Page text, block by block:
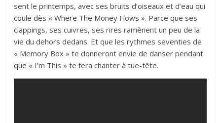
sent le printemps, avec ses bruits d’oiseaux et d’eau qui
coule dès « Where The Money Flows ». Parce que ses
clappings, ses cuivres, ses rires ramènent un peu de la
vie du dehors dedans. Et que les rythmes seventies de
« Memory Box » te donneront envie de danser pendant
que « I’m This » te fera chanter à tue-tête.